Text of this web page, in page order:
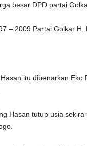
besar DPD partai
– 2009 Partai Golkar H.
itu dibenarkan Eko
Hasan tutup usia sekira